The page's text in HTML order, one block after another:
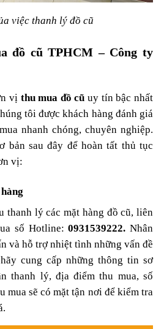
việc thanh lý đồ cũ
đồ cũ TPHCM – Công ty
vị thu mua đồ cũ uy tín bậc nhất
tôi được khách hàng đánh giá
nhanh chóng, chuyên nghiệp.
bản sau đây để hoàn tất thủ tục
vị:
thanh lý các mặt hàng đồ cũ, liên
số Hotline:0931539222.Nhân
và hỗ trợ nhiệt tình những vấn đề
cung cấp những thông tin sơ
thanh lý, địa điểm thu mua, số
sẽ có mặt tận nơi để kiểm tra